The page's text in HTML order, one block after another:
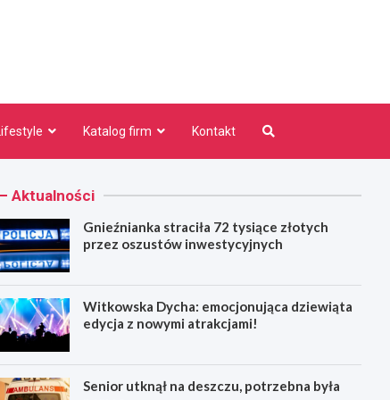
Lifestyle Katalog firm Kontakt
Aktualności
Gnieźnianka straciła 72 tysiące złotych
przez oszustów inwestycyjnych
Witkowska Dycha: emocjonująca dziewiąta
edycja z nowymi atrakcjami!
Senior utknął na deszczu, potrzebna była